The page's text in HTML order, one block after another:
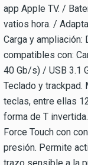
app Apple TV. /
vatios hora. /
Carga y
compatibles con:
40 Gb/s) / USB 3.1
Teclado y trackpad.
teclas, entre ellas
forma de T
Force Touch con
presión. Permite